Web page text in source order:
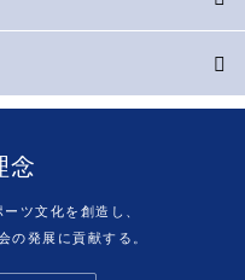
念
ツ文化を創造し、
の発展に貢献する。